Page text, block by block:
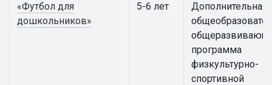
«Футбол для
дошкольников»
5-6 лет
Дополнительная
программа
физкультурно-
спортивной